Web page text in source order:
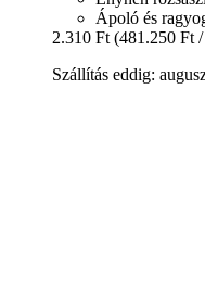
Ápoló és
2.310 Ft (481.250 Ft
Szállítás eddig: